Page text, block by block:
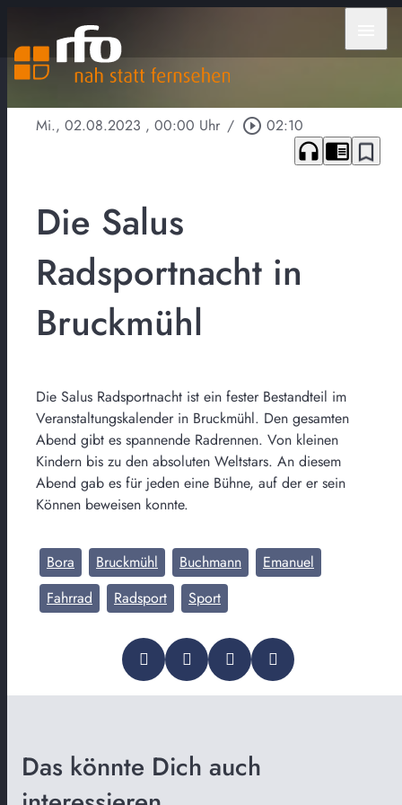
Mi., 02.08.2023 , 00:00 Uhr / play_circle_outline 02:10
headphones chrome_reader_mode bookmark_border
Die Salus
Radsportnacht in
Bruckmühl
Die Salus Radsportnacht ist ein fester Bestandteil im
Veranstaltungskalender in Bruckmühl. Den gesamten
Abend gibt es spannende Radrennen. Von kleinen
Kindern bis zu den absoluten Weltstars. An diesem
Abend gab es für jeden eine Bühne, auf der er sein
Können beweisen konnte.
Bora Bruckmühl Buchmann
Emanuel
Fahrrad
Radsport Sport
Das könnte Dich auch